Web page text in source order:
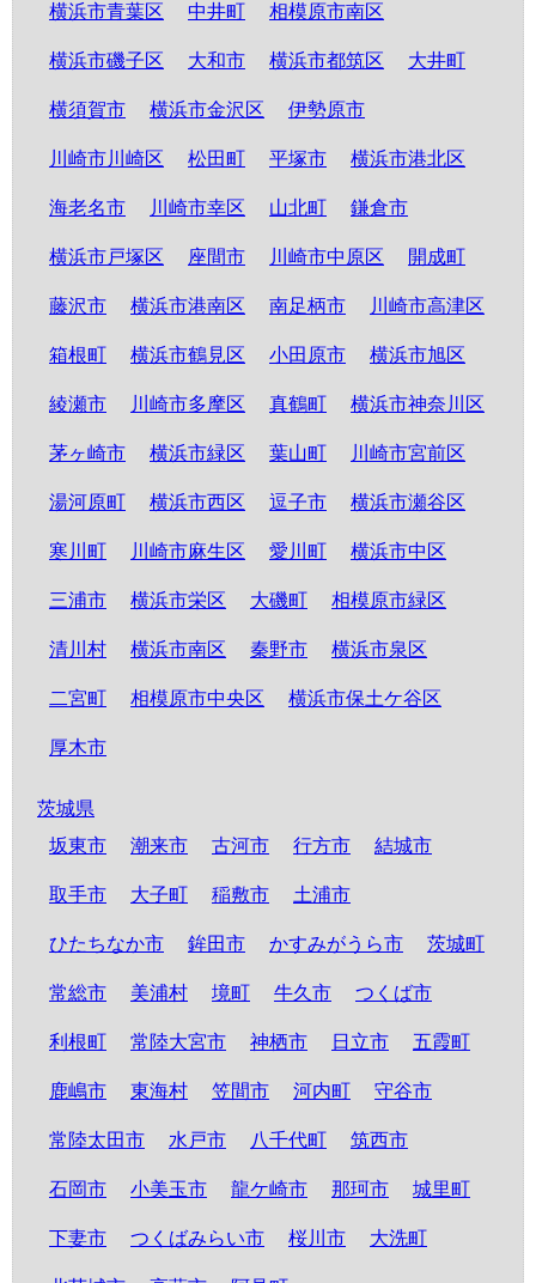
横浜市青葉区
中井町 相模原市南区
横浜市磯子区 大和市 横浜市都筑区 大井町
横須賀市 横浜市金沢区 伊勢原市
川崎市川崎区 松田町 平塚市 横浜市港北区
海老名市 川崎市幸区 山北町 鎌倉市
横浜市戸塚区 座間市 川崎市中原区 開成町
藤沢市 横浜市港南区 南足柄市 川崎市高津区
箱根町 横浜市鶴見区 小田原市 横浜市旭区
綾瀬市 川崎市多摩区 真鶴町 横浜市神奈川区
茅ヶ崎市 横浜市緑区 葉山町 川崎市宮前区
湯河原町 横浜市西区 逗子市 横浜市瀬谷区
寒川町 川崎市麻生区 愛川町 横浜市中区
三浦市 横浜市栄区 大磯町 相模原市緑区
清川村 横浜市南区 秦野市 横浜市泉区
二宮町 相模原市中央区 横浜市保土ケ谷区
厚木市
茨城県
坂東市
潮来市 古河市 行方市 結城市
取手市 大子町 稲敷市 土浦市
ひたちなか市 鉾田市 かすみがうら市 茨城町
常総市 美浦村 境町 牛久市 つくば市
利根町 常陸大宮市 神栖市 日立市 五霞町
鹿嶋市 東海村 笠間市 河内町 守谷市
常陸太田市 水戸市 八千代町 筑西市
石岡市 小美玉市 龍ケ崎市 那珂市 城里町
下妻市 つくばみらい市 桜川市 大洗町